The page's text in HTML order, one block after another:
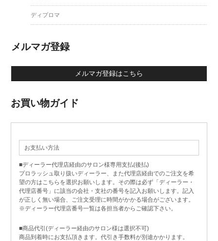
ディプロマ
メルマガ登録
メルマガ登録はこちら
お買い物ガイド
お支払い方法
■ディーラー代理店経由のサロン様専用支払(後払)
プロラッシュ取り扱いディーラー、また代理店経由でのご注文を希
望の方はこちらを選択お願いします。その際は必ず「ディーラー・
代理店番号」に該当の会社・支社の番号を記入お願いします。記入
が正しく無い場合、ご注文受理に時間がかかる場合がございます。
※ディーラー代理店番号一覧は各担当者からご確認下さい。
■商品代引(ディーラー経由のサロン様は選択不可)
商品到着時にお支払頂きます。代引き手数料が別途かかります。